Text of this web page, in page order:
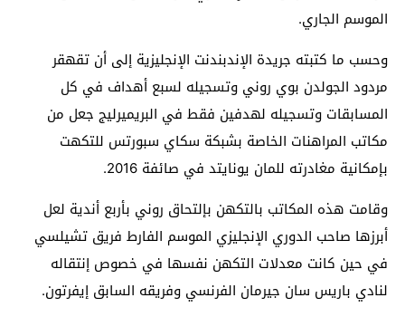
الموسم الجاري.
وحسب ما كتبته جريدة الإندبندنت الإنجليزية إلى أن تقهقر
مردود الجولدن بوي روني وتسجيله لسبع أهداف في كل
المسابقات وتسجيله لهدفين فقط في البريميرليج جعل من
مكاتب المراهنات الخاصة بشبكة سكاي سبورتس للتكهت
بإمكانية مغادرته للمان يونايتد في صائفة 2016.
وقامت هذه المكاتب بالتكهن بإلتحاق روني بأربع أندية لعل
أبرزها صاحب الدوري الإنجليزي الموسم الفارط فريق تشيلسي
في حين كانت معدلات التكهن نفسها في خصوص إنتقاله
لنادي باريس سان جيرمان الفرنسي وفريقه السابق إيفرتون.